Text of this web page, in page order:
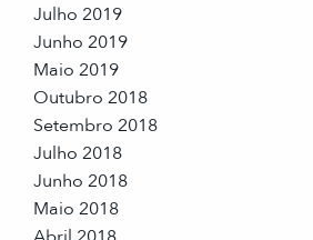
Julho 2019
Junho 2019
Maio 2019
Outubro 2018
Setembro 2018
Julho 2018
Junho 2018
Maio 2018